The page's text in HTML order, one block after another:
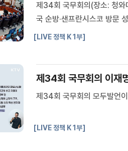
제34회 국무회의(장소: 청
국 순방·샌프란시스코 방문
술정보통신부 장관<중동전
[LIVE 정책 K 1부]
제34회 국무회의 이재
제34회 국무회의 모두발언
[LIVE 정책 K 1부]